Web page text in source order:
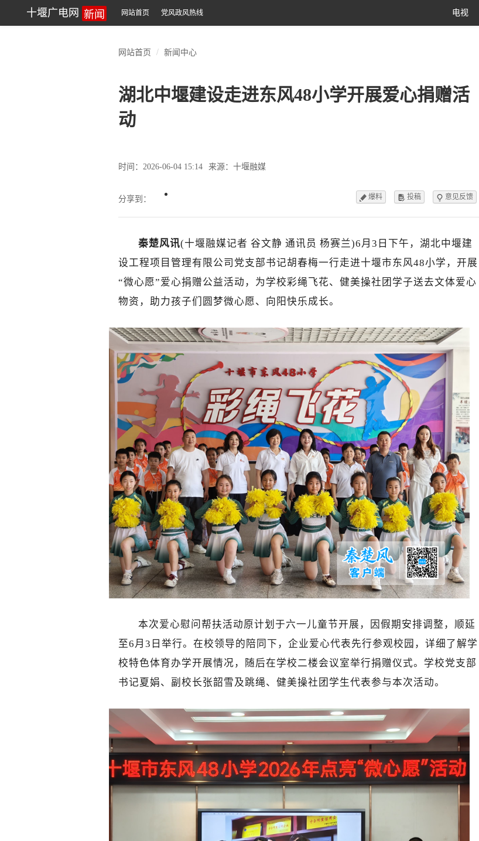
十堰广电网 新闻 网站首页 党风政风热线 电视
网站首页 新闻中心
湖北中堰建设走进东风48小学开展爱心捐赠活
动
时间：2026-06-04 15:14 来源：十堰融媒
分享到： 爆料  投稿  意见反馈
秦楚风讯(十堰融媒记者 谷文静 通讯员 杨赛兰)6月3日下午，湖北中堰建
设工程项目管理有限公司党支部书记胡春梅一行走进十堰市东风48小学，开展
“微心愿”爱心捐赠公益活动，为学校彩绳飞花、健美操社团学子送去文体爱心
物资，助力孩子们圆梦微心愿、向阳快乐成长。
本次爱心慰问帮扶活动原计划于六一儿童节开展，因假期安排调整，顺延
至6月3日举行。在校领导的陪同下，企业爱心代表先行参观校园，详细了解学
校特色体育办学开展情况，随后在学校二楼会议室举行捐赠仪式。学校党支部
书记夏娟、副校长张韶雪及跳绳、健美操社团学生代表参与本次活动。